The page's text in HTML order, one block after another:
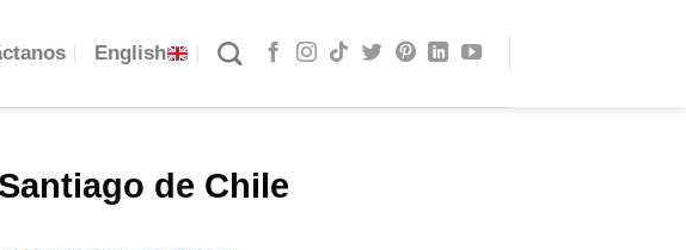
English
de Chile